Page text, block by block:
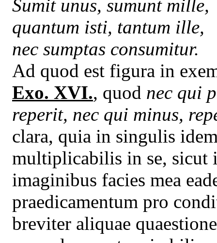
Sumit unus, sumunt mille,
quantum isti, tantum ille,
nec sumptas consumitur.
Ad quod est figura in
Exo. XVI., quod nec qui
reperit, nec qui minus,
clara, quia in singulis
multiplicabilis in se, sicut
imaginibus facies mea
praedicamentum pro
breviter aliquae